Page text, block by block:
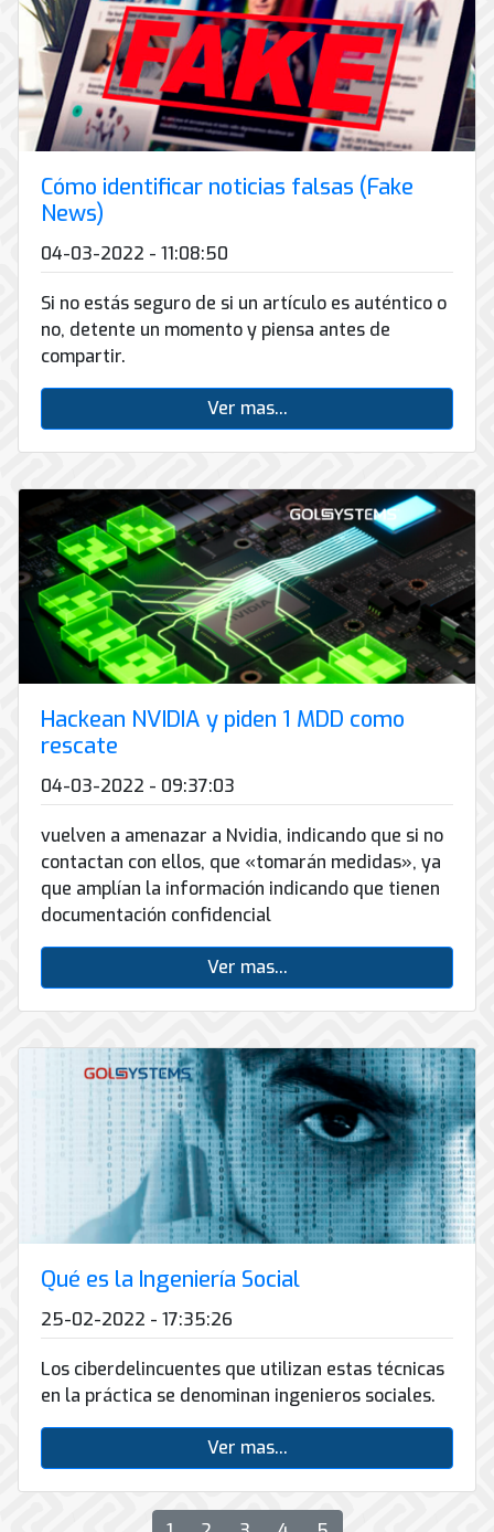
Cómo identificar noticias falsas (Fake
News)
04-03-2022 - 11:08:50
Si no estás seguro de si un artículo es auténtico o
no, detente un momento y piensa antes de
compartir.
Ver mas...
Hackean NVIDIA y piden 1 MDD como
rescate
04-03-2022 - 09:37:03
vuelven a amenazar a Nvidia, indicando que si no
contactan con ellos, que «tomarán medidas», ya
que amplían la información indicando que tienen
documentación confidencial
Ver mas...
Qué es la Ingeniería Social
25-02-2022 - 17:35:26
Los ciberdelincuentes que utilizan estas técnicas
en la práctica se denominan ingenieros sociales.
Ver mas...